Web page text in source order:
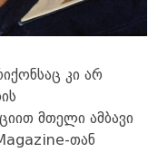
კი არ
მთელი ამბავი
თან